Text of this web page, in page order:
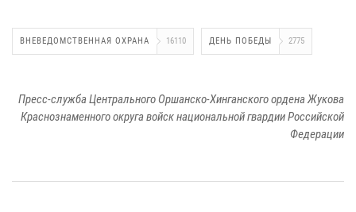
ВНЕВЕДОМСТВЕННАЯ ОХРАНА 16110 ДЕНЬ ПОБЕДЫ 2775
Пресс-служба Центрального Оршанско-Хинганского ордена Жукова
Краснознаменного округа войск национальной гвардии Российской
Федерации